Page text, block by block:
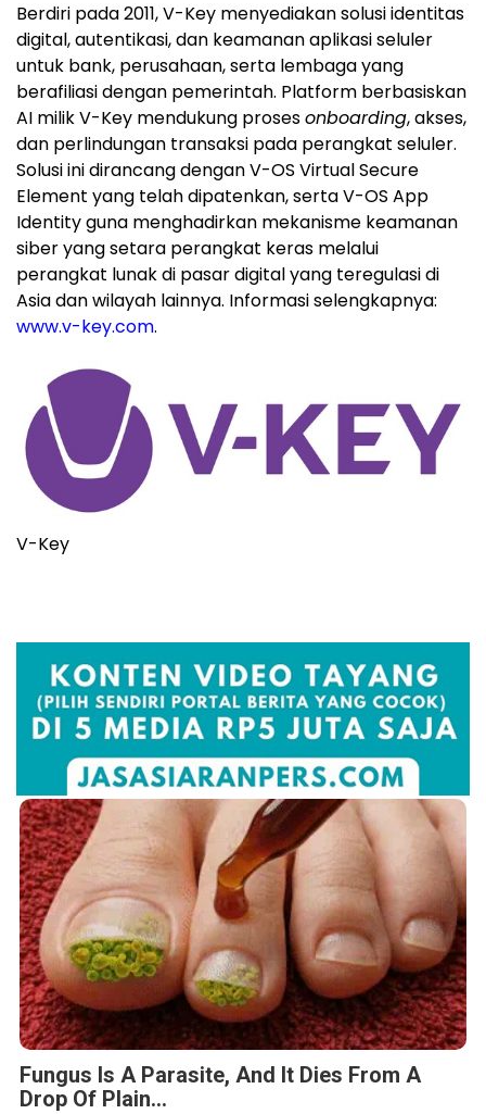
Berdiri pada 2011, V-Key menyediakan solusi identitas
digital, autentikasi, dan keamanan aplikasi seluler
untuk bank, perusahaan, serta lembaga yang
berafiliasi dengan pemerintah. Platform berbasiskan
AI milik V-Key mendukung prosesonboarding, akses,
dan perlindungan transaksi pada perangkat seluler.
Solusi ini dirancang dengan V-OS Virtual Secure
Element yang telah dipatenkan, serta V-OS App
Identity guna menghadirkan mekanisme keamanan
siber yang setara perangkat keras melalui
perangkat lunak di pasar digital yang teregulasi di
Asia dan wilayah lainnya. Informasi selengkapnya:
www.v-key.com.
V-Key
Fungus Is A Parasite, And It Dies From A
Drop Of Plain...